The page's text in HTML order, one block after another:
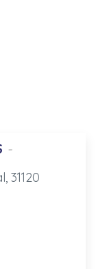
-
31120